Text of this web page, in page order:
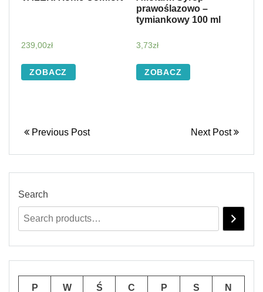
239,00zł
ZOBACZ
prawoślazowo –
tymiankowy 100 ml
3,73zł
ZOBACZ
Previous Post Next Post
Search
P W Ś C P S N